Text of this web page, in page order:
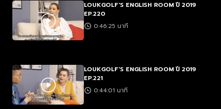
LOUKGOLF'S ENGLISH ROOM ปี 2019
EP.220
0:46:25 นาที
LOUKGOLF'S ENGLISH ROOM ปี 2019
EP.221
0:44:01 นาที